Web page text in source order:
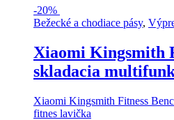
-20%
Bežecké a chodiace pásy,
Xiaomi Kingsmith
skladacia
Xiaomi Kingsmith Fitness
fitnes lavička